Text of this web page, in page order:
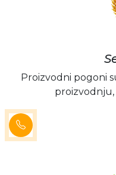
Proizvodni pogoni